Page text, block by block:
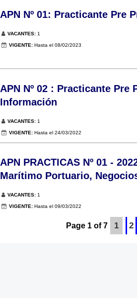
APN Nº 01: Practicante Pre
VACANTES: 1
VIGENTE: Hasta el 08/02/2023
APN Nº 02 : Practicante
Información
VACANTES: 1
VIGENTE: Hasta el 24/03/2022
APN PRACTICAS Nº 01 -
Marítimo Portuario,
VACANTES: 1
VIGENTE: Hasta el 09/03/2022
Page 1 of 7 1 2